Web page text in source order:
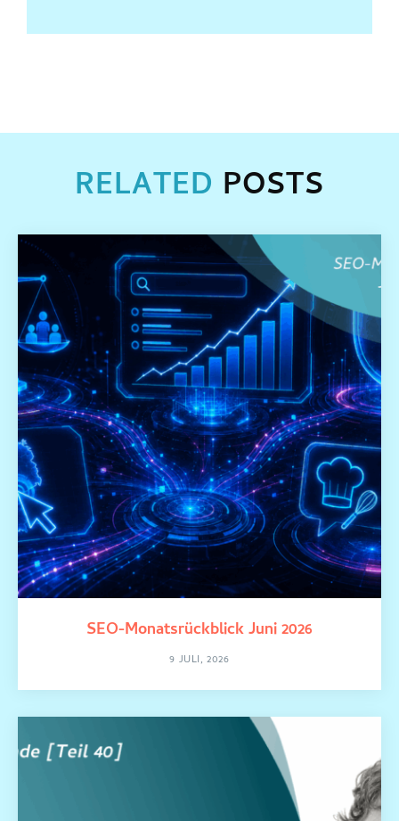
RELATED POSTS
SEO-Monatsrückblick Juni 2026
9 JULI, 2026